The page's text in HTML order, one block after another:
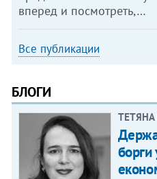
вперед и посмотреть,…
Все публикации
БЛОГИ
борги